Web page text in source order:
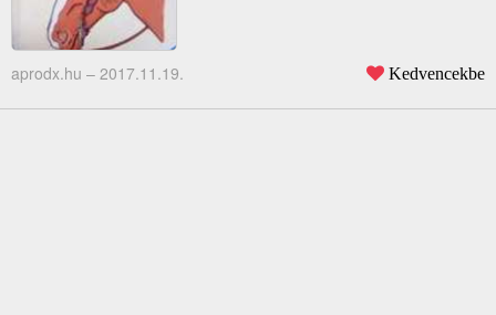
aprodx.hu – 2017.11.19. Kedvencekbe